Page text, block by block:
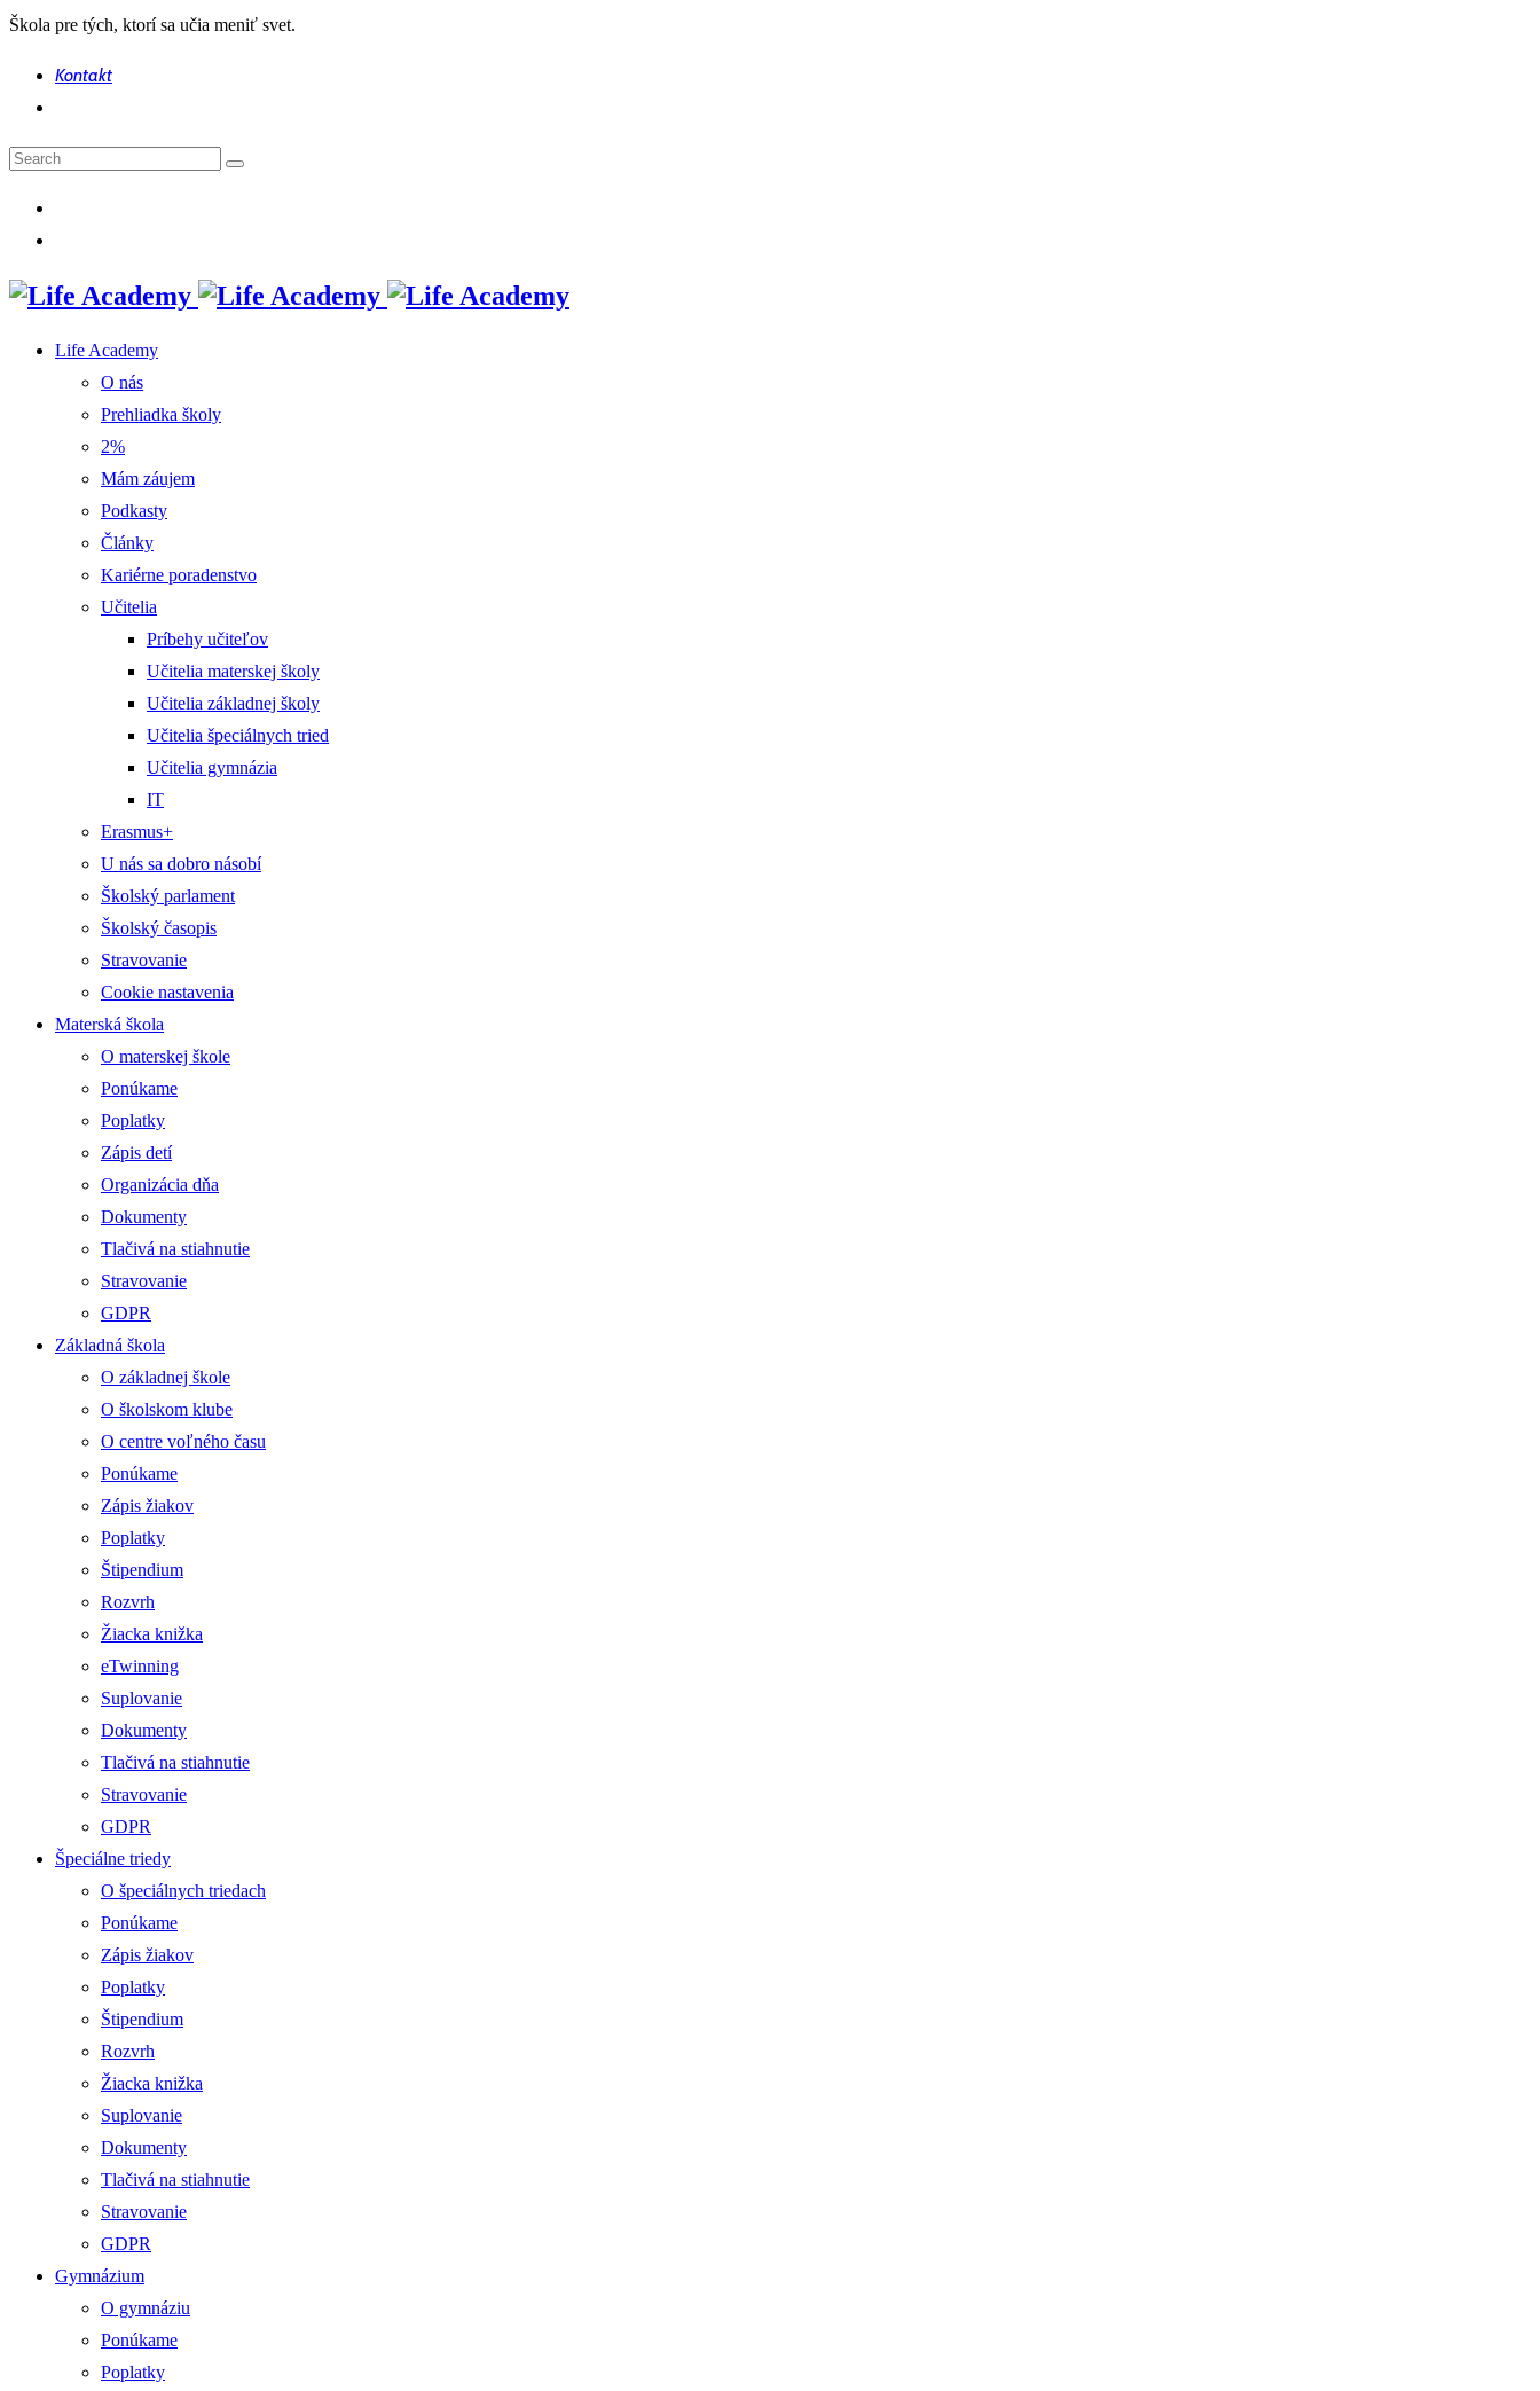
Škola pre tých, ktorí sa učia meniť svet.
Kontakt
Life Academy
O nás
Prehliadka školy
2%
Mám záujem
Podkasty
Články
Kariérne poradenstvo
Učitelia
Príbehy učiteľov
Učitelia materskej školy
Učitelia základnej školy
Učitelia špeciálnych tried
Učitelia gymnázia
IT
Erasmus+
U nás sa dobro násobí
Školský parlament
Školský časopis
Stravovanie
Cookie nastavenia
Materská škola
O materskej škole
Ponúkame
Poplatky
Zápis detí
Organizácia dňa
Dokumenty
Tlačivá na stiahnutie
Stravovanie
GDPR
Základná škola
O základnej škole
O školskom klube
O centre voľného času
Ponúkame
Zápis žiakov
Poplatky
Štipendium
Rozvrh
Žiacka knižka
eTwinning
Suplovanie
Dokumenty
Tlačivá na stiahnutie
Stravovanie
GDPR
Špeciálne triedy
O špeciálnych triedach
Ponúkame
Zápis žiakov
Poplatky
Štipendium
Rozvrh
Žiacka knižka
Suplovanie
Dokumenty
Tlačivá na stiahnutie
Stravovanie
GDPR
Gymnázium
O gymnáziu
Ponúkame
Poplatky